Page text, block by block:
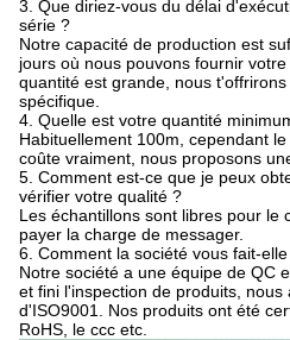
3. Que diriez-vous du délai
série ?
Notre capacité de production est
jours où nous pouvons fournir
quantité est grande, nous
spécifique.
4. Quelle est votre quantité
Habituellement 100m, cependant
coûte vraiment, nous proposons
5. Comment est-ce que je peux
vérifier votre qualité ?
Les échantillons sont libres pour le
payer la charge de messager.
6. Comment la société vous fait-
Notre société a une équipe de QC
et fini l'inspection de produits,
d'ISO9001. Nos produits ont été
RoHS, le ccc etc.